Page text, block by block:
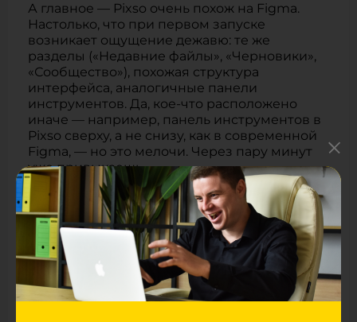
А главное — Pixso очень похож на Figma.
Настолько, что при первом запуске
возникает ощущение дежавю: те же
разделы («Недавние файлы», «Черновики»,
«Сообщество»), похожая структура
интерфейса, аналогичные панели
инструментов. Да, кое-что расположено
иначе — например, панель инструментов в
Pixso сверху, а не снизу, как в современной
Figma, — но это мелочи. Через пару минут
уже привыкаешь.
Все ключевые функции, за которые
дизайнеры любят Figma, в Pixso тоже есть:
Компоненты и стилиработают почти так
же: можно создавать мастер-компоненты,
менять их — и все экземпляры
обновляются автоматически.